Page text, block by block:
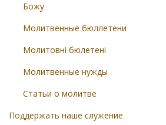
Божу
Молитвенные бюллетени
Молитовні бюлетені
Молитвенные нужды
Статьи о молитве
Поддержать наше служение